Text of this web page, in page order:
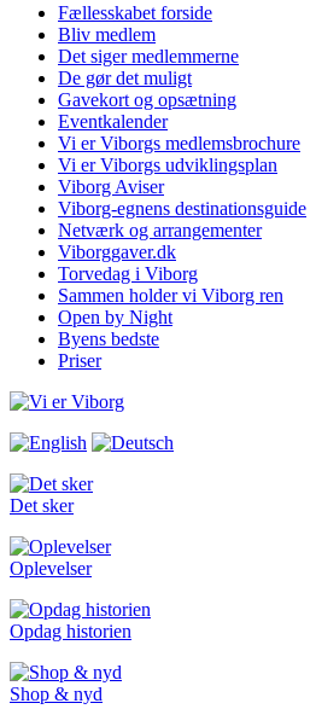
Fællesskabet forside
Bliv medlem
Det siger medlemmerne
De gør det muligt
Gavekort og opsætning
Eventkalender
Vi er Viborgs medlemsbrochure
Vi er Viborgs udviklingsplan
Viborg Aviser
Viborg-egnens destinationsguide
Netværk og arrangementer
Viborggaver.dk
Torvedag i Viborg
Sammen holder vi Viborg ren
Open by Night
Byens bedste
Priser
Det sker
Oplevelser
Opdag historien
Shop & nyd